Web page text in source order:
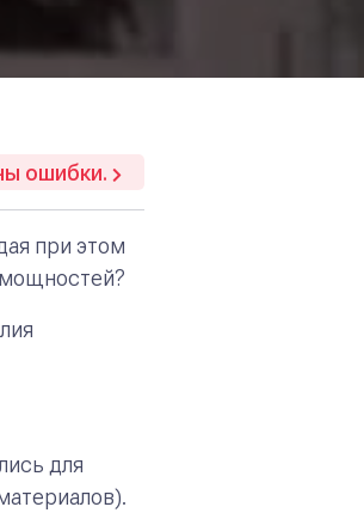
ошибки.
при этом
для